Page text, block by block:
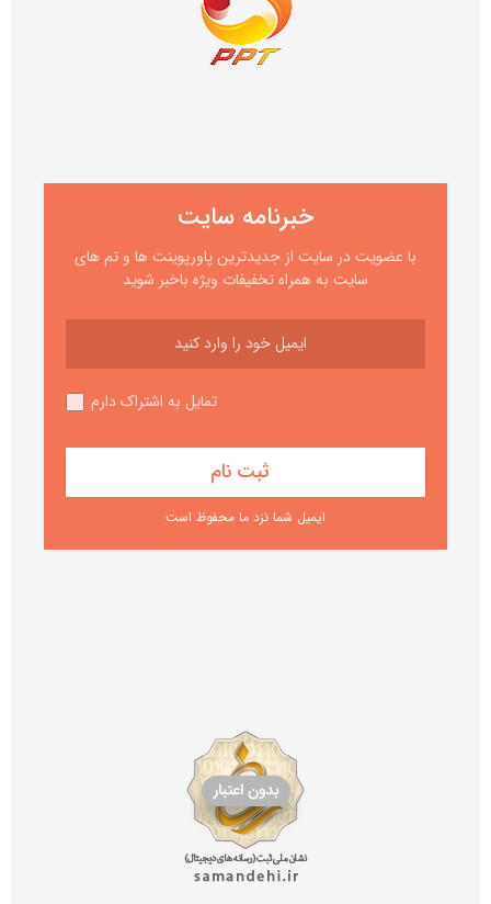
خبرنامه سایت
با عضویت در سایت از جدیدترین پاورپوینت ها و تم های
سایت به همراه تخفیفات ویژه باخبر شوید
تمایل به اشتراک دارم
ایمیل شما نزد ما محفوظ است